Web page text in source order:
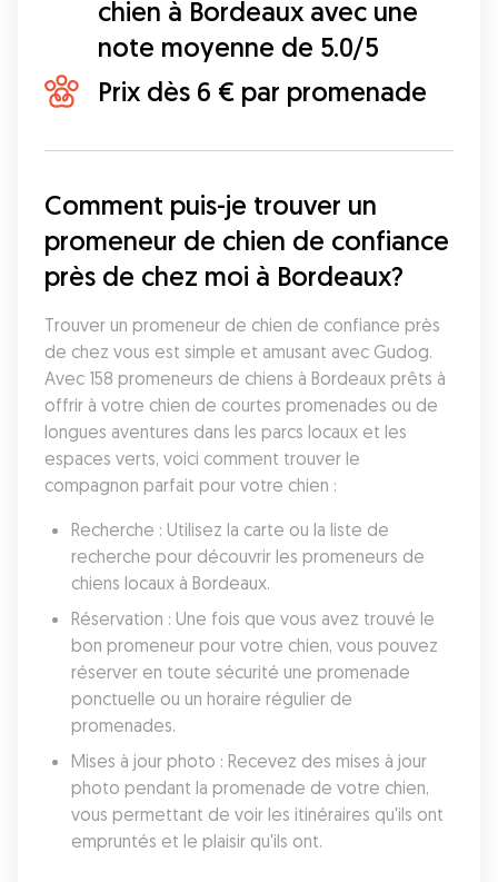
chien à Bordeaux avec une
note moyenne de 5.0/5
Prix dès 6 € par promenade
Comment puis-je trouver un
promeneur de chien de confiance
près de chez moi à Bordeaux?
Trouver un promeneur de chien de confiance près
de chez vous est simple et amusant avec Gudog.
Avec 158 promeneurs de chiens à Bordeaux prêts à
offrir à votre chien de courtes promenades ou de
longues aventures dans les parcs locaux et les
espaces verts, voici comment trouver le
compagnon parfait pour votre chien :
Recherche : Utilisez la carte ou la liste de
recherche pour découvrir les promeneurs de
chiens locaux à Bordeaux.
Réservation : Une fois que vous avez trouvé le
bon promeneur pour votre chien, vous pouvez
réserver en toute sécurité une promenade
ponctuelle ou un horaire régulier de
promenades.
Mises à jour photo : Recevez des mises à jour
photo pendant la promenade de votre chien,
vous permettant de voir les itinéraires qu'ils ont
empruntés et le plaisir qu'ils ont.